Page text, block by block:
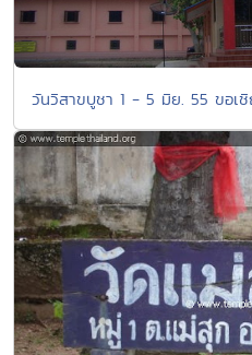
วันวิสาขบูชา 1 - 5 มิย. 55 ขอ